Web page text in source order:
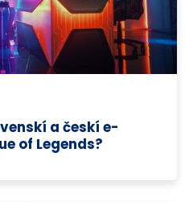
a českí e-
of Legends?